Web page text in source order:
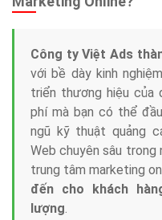
Công ty Việt Ads
với bề dày kinh
triển thương hiệu của
phí mà bạn có thể
ngũ kỹ thuật quảng
Web chuyên sâu
trung tâm marketing
đến cho khách
lượng.